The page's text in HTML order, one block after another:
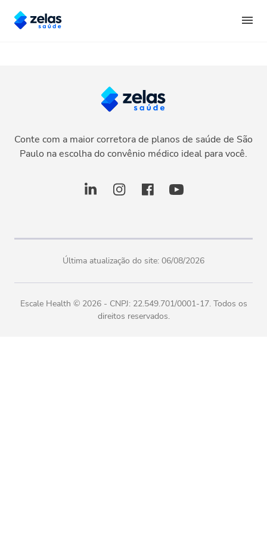
Conte com a maior corretora de planos de saúde de São
Paulo na escolha do convênio médico ideal para você.
Última atualização do site: 06/08/2026
Escale Health © 2026- CNPJ: 22.549.701/0001-17. Todos os
direitos reservados.